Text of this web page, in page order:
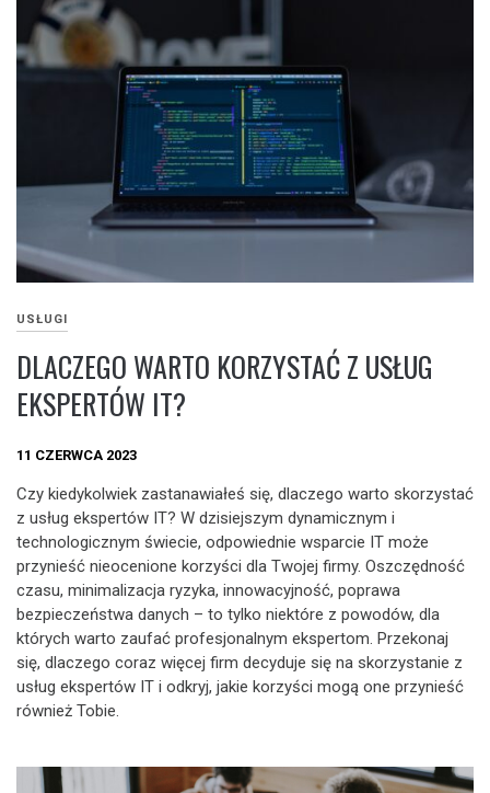
USŁUGI
DLACZEGO WARTO KORZYSTAĆ Z USŁUG
EKSPERTÓW IT?
11 CZERWCA 2023
Czy kiedykolwiek zastanawiałeś się, dlaczego warto skorzystać
z usług ekspertów IT? W dzisiejszym dynamicznym i
technologicznym świecie, odpowiednie wsparcie IT może
przynieść nieocenione korzyści dla Twojej firmy. Oszczędność
czasu, minimalizacja ryzyka, innowacyjność, poprawa
bezpieczeństwa danych – to tylko niektóre z powodów, dla
których warto zaufać profesjonalnym ekspertom. Przekonaj
się, dlaczego coraz więcej firm decyduje się na skorzystanie z
usług ekspertów IT i odkryj, jakie korzyści mogą one przynieść
również Tobie.